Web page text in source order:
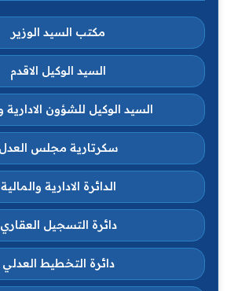
مكتب السيد الوزير
السيد الوكيل الاقدم
السيد الوكيل للشؤون الادارية
سكرتارية مجلس العدل
الدائرة الادارية والمالية
دائرة التسجيل العقاري
دائرة التخطيط العدلي